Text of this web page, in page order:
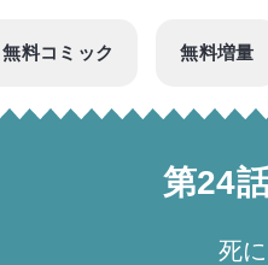
無料コミック 無料増量
第24
死